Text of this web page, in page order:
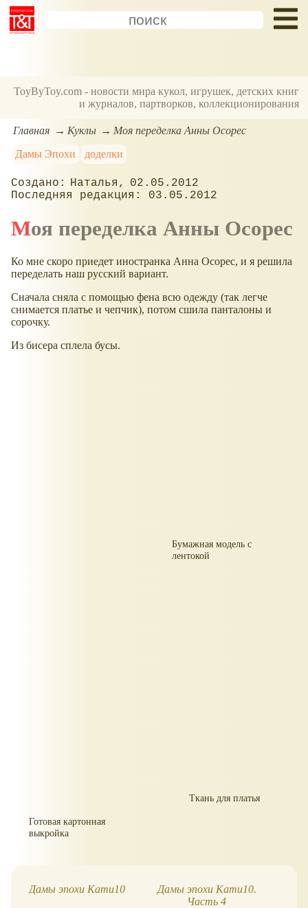
ToyByToy.com - новости мира кукол, игрушек, детских книг
и журналов, партворков, коллекционирования
Главная Куклы
Моя переделка Анны Осорес
Дамы Эпохи
доделки
Наталья
02.05.2012
03.05.2012
Моя переделка Анны Осорес
Ко мне скоро приедет иностранка Анна Осорес, и я решила
переделать наш русский вариант.
Сначала сняла с помощью фена всю одежду (так легче
снимается платье и чепчик), потом сшила панталоны и
сорочку.
Из бисера сплела бусы.
Бумажная модель с
лентокой
Готовая картонная
выкройка
Ткань для платья
Дамы эпохи Кати10
Дамы эпохи Кати10.
Часть 4